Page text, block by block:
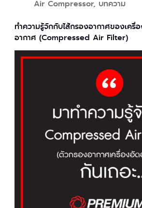
Air Compressor, บทความ
ทำความรู้จักกับไส้กรองอากาศของเครื่
อากาศ (Compressed Air Filter)